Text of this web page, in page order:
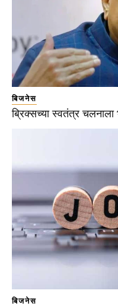
बिजनेस
ब्रिक्सच्या स्वतंत्र चलनाला
बिजनेस